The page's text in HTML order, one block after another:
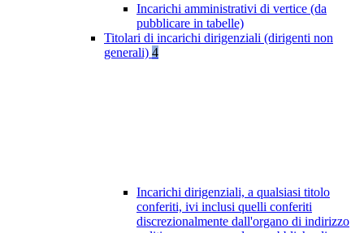
Incarichi amministrativi di vertice (da
pubblicare in tabelle)
Titolari di incarichi dirigenziali (dirigenti non
generali) 4
Incarichi dirigenziali, a qualsiasi titolo
conferiti, ivi inclusi quelli conferiti
discrezionalmente dall'organo di indirizzo